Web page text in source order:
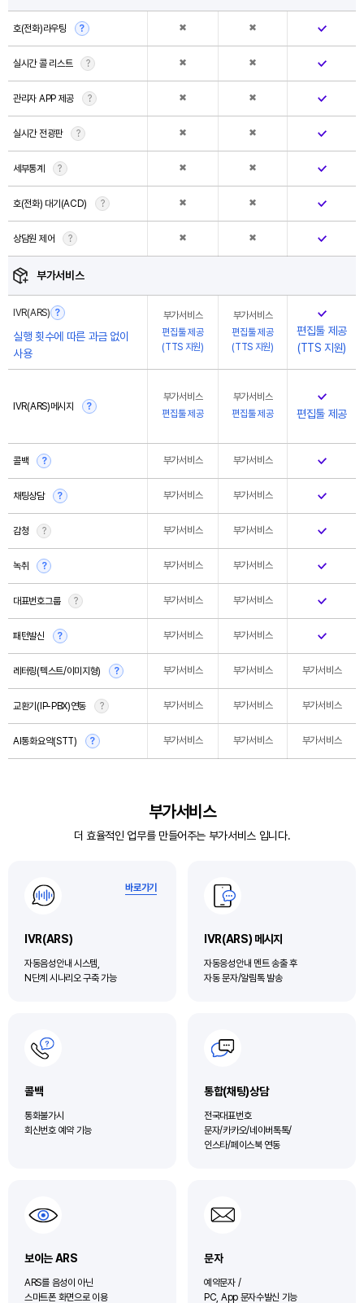
호(전화)라우팅 ? ✖ ✖
실시간 콜 리스트 ? ✖ ✖
관리자 APP 제공 ? ✖ ✖
실시간 전광판 ? ✖ ✖
세부통계 ? ✖ ✖
호(전화) 대기(ACD) ? ✖ ✖
상담원 제어 ? ✖ ✖
부가서비스
IVR(ARS) ?
실행 횟수에 따른 과금 없이
사용
부가서비스
편집툴 제공
(TTS 지원)
부가서비스
편집툴 제공
(TTS 지원)
편집툴 제공
(TTS 지원)
IVR(ARS)메시지 ?
부가서비스
편집툴 제공
부가서비스
편집툴 제공
편집툴 제공
콜백 ? 부가서비스 부가서비스
채팅상담 ? 부가서비스 부가서비스
감청 ? 부가서비스 부가서비스
녹취 ? 부가서비스 부가서비스
대표번호그룹 ? 부가서비스 부가서비스
패턴발신 ? 부가서비스 부가서비스
레터링(텍스트/이미지형) ? 부가서비스 부가서비스 부가서비스
교환기(IP-PBX)연동 ? 부가서비스 부가서비스 부가서비스
AI통화요약(STT) ? 부가서비스 부가서비스 부가서비스
부가서비스
더 효율적인 업무를 만들어주는 부가서비스 입니다.
IVR(ARS)
자동음성안내 시스템,
N단계 시나리오 구축 가능
바로가기
IVR(ARS) 메시지
자동응성안내 멘트 송출 후
자동 문자/알림톡 발송
콜백
통화불가시
회신번호 예약 기능
통합(채팅)상담
전국대표번호
문자/카카오/네이버톡톡/
인스타/페이스북 연동
보이는 ARS
ARS를 음성이 아닌
스마트폰 화면으로 이용
문자
예약문자 /
PC, App 문자수발신 기능
아톡비즈 서비스
소개자료 신청하기
모두 커스터마이징 가능
기업용인터넷전화 / 스마트오피스 제안서 신청
고객관리프로그램(CRM) 제안서 신청
N단계 자동음성안내(IVR) 제안서 신청
아톡비즈 전체 서비스 제안서